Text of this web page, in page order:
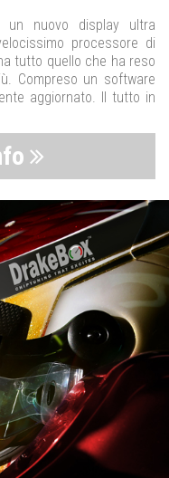
un nuovo display ultra
processore di
tutto quello che ha reso
Compreso un software
aggiornato. Il tutto in